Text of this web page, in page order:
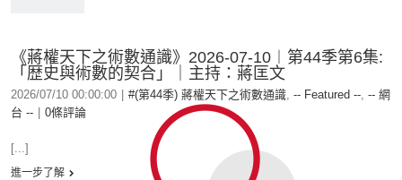
《蔣權天下之術數通識》2026-07-10︱第44季第6集:
「歴史與術數的契合」｜主持：蔣匡文
2026/07/10 00:00:00 #(第44季) 蔣權天下之術數通識, -- Featured --, -- 網
台 --
0條評論
[...]
進一步了解